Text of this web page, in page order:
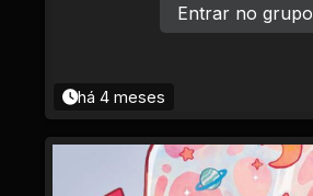
há 4 meses
Entrar no grupo